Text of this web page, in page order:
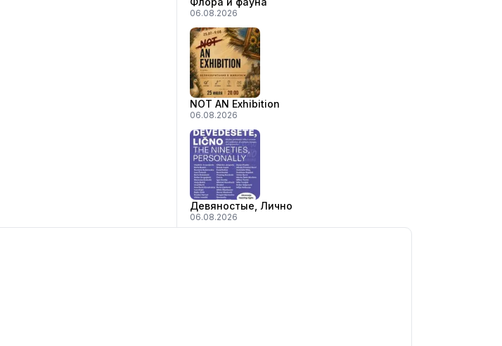
06.08.2026
NOT AN Exhibition
06.08.2026
Девяностые, Лично
06.08.2026